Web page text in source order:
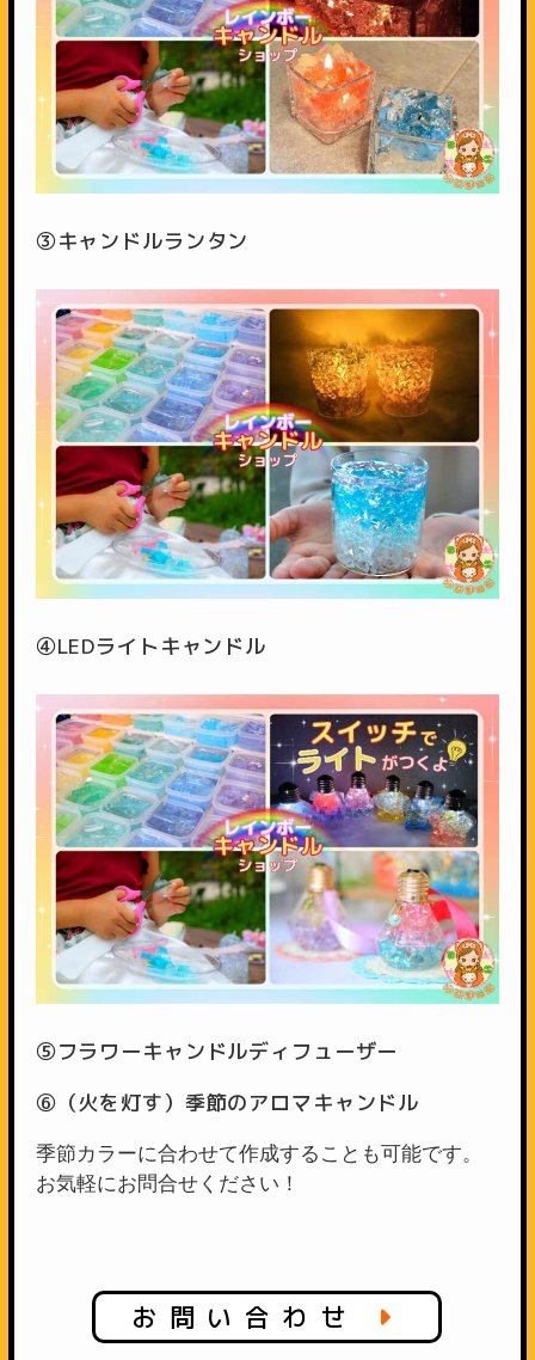
③キャンドルランタン
④LEDライトキャンドル
⑤フラワーキャンドルディフューザー
⑥（火を灯す）季節のアロマキャンドル
季節カラーに合わせて作成することも可能です。
お気軽にお問合せください！
お問い合わせ